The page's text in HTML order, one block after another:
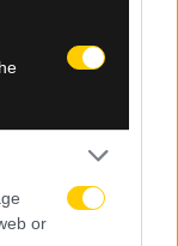
or
της
με το